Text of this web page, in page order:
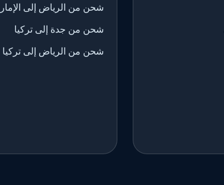
شحن من الرياض إلى
شحن من جدة إلى تركيا
شحن من الرياض إلى تركيا